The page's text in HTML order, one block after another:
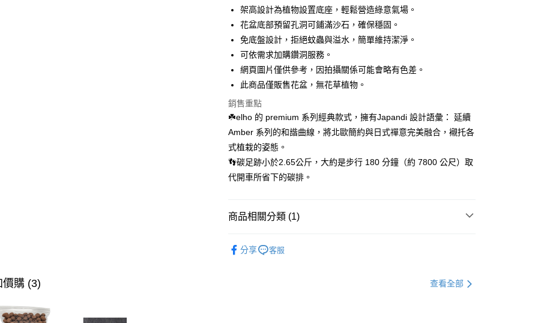
街口支付
悠遊付
全盈+PAY
AFTEE先享後付
【關於「AFTEE先享後付」】
AFTEE先享後付是「在收到商品之後才付款」的支付方式。 讓您購物簡單
便利好安心！
１．簡單：不需註冊會員、不需綁卡、不需儲值。
２．便利：只要手機號碼，簡訊認證，即可結帳。
３．安心：先確認商品／服務後，再付款。
【「AFTEE先享後付」結帳流程】
２．訂單成立數日內，您將收到繳費通知簡訊。
※ 請注意：結帳手續完成當下不需立刻繳費，但若您需要取消訂單，請聯
絡購買商品的店家。未經商家同意取消之訂單仍視為有效，需透過AFTEE
※ 交易是否成功請以「AFTEE先享後付 」之結帳頁面顯示為準，若有關於
是否繳費成功／繳費後需取消欲退款等相關疑問，請聯繫「AFTEE先享後
ATM付款
運送方式
單筆滿$1200免運
離島宅配
架高設計為植物設置底座，輕鬆營造綠意氣場。
花盆底部預留孔洞可鋪滿沙石，確保穩固。
免底盤設計，拒絕蚊蟲與溢水，簡單維持潔淨。
可依需求加購鑽洞服務。
網頁圖片僅供參考，因拍攝關係可能會略有色差。
此商品僅販售花盆，無花草植物。
銷售重點
☘️elho 的 premium 系列經典款式，擁有Japandi 設計語彙： 延續
Amber 系列的和諧曲線，將北歐簡約與日式禪意完美融合，襯托各
式植栽的姿態。
👣碳足跡小於2.65公斤，大約是步行 180 分鐘（約 7800 公尺）取
代開車所省下的碳排。
商品相關分類 (1)
分享
客服
價購 (3) 查看全部